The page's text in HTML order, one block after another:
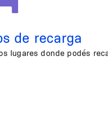
de recarga
lugares donde podés